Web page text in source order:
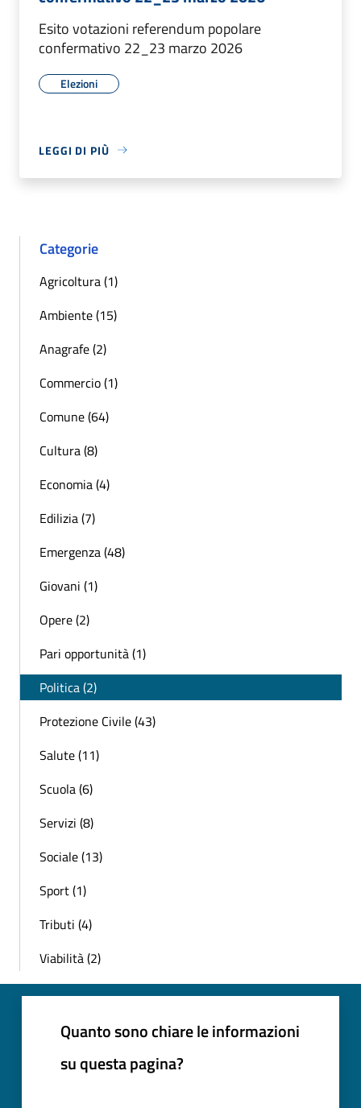
Esito votazioni referendum popolare
confermativo 22_23 marzo 2026
Elezioni
LEGGI DI PIÙ
Categorie
Agricoltura (1)
Ambiente (15)
Anagrafe (2)
Commercio (1)
Comune (64)
Cultura (8)
Economia (4)
Edilizia (7)
Emergenza (48)
Giovani (1)
Opere (2)
Pari opportunità (1)
Politica (2)
Protezione Civile (43)
Salute (11)
Scuola (6)
Servizi (8)
Sociale (13)
Sport (1)
Tributi (4)
Viabilità (2)
Quanto sono chiare le informazioni
su questa pagina?